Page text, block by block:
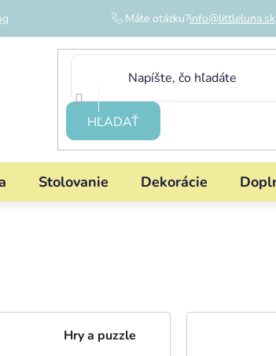
Máte otázku?info@littleluna.sk
HĽADAŤ
Stolovanie Dekorácie
Hry a puzzle